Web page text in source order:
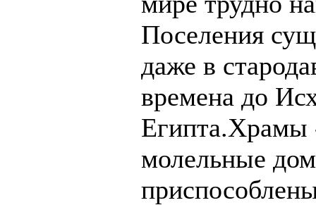
Поселения
даже в
времена до
Египта.Храмы
молельные